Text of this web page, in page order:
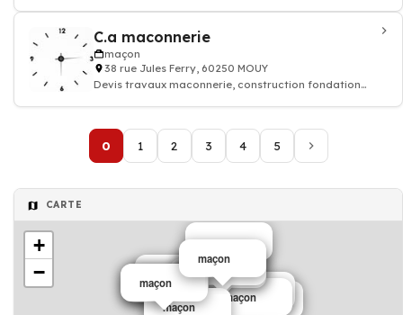
C.a maconnerie
maçon
38 rue Jules Ferry, 60250 MOUY
Devis travaux maconnerie, construction fondation
0 1 2 3 4 5
CARTE
Charpentier
MACONNERIE
maçon
maçon
maçon
maçon
maçon
maçon
maçon
maçon
maçon
maçon
maçon
maçon
+
−